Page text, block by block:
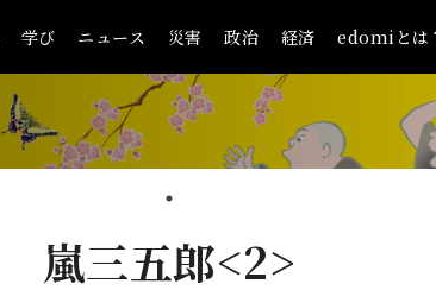
学び ニュース 災害 政治 経済 edomiとは
嵐三五郎<2>